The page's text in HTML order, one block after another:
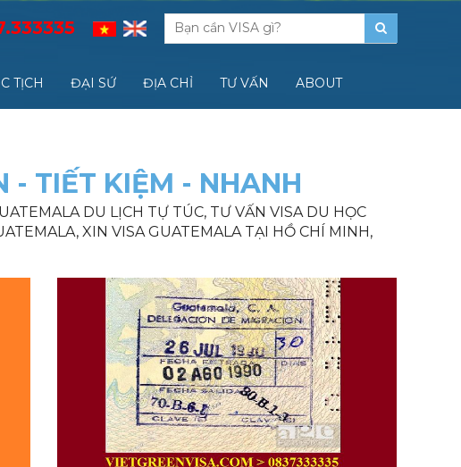
TỊCH ĐẠI SỨ ĐỊA CHỈ TƯ VẤN ABOUT
- TIẾT KIỆM - NHANH
DU LỊCH TỰ TÚC, TƯ VẤN VISA DU HỌC
XIN VISA GUATEMALA TẠI HỒ CHÍ MINH,